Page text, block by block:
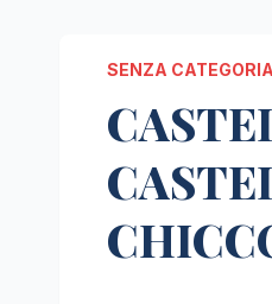
SENZA CATEGORIA